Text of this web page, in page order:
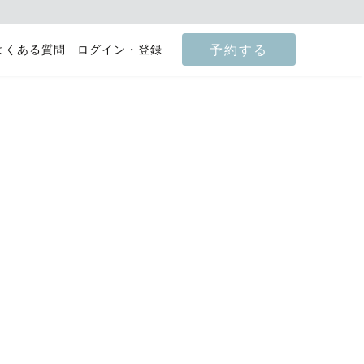
くある質問 ログイン・登録 予約する